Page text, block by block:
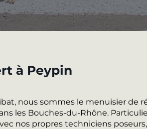
à Peypin
nous sommes le menuisier de
les Bouches-du-Rhône.
nos propres techniciens